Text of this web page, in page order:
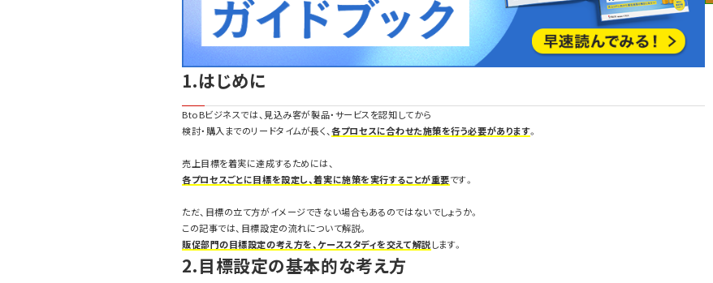
1.はじめに
BtoBビジネスでは、見込み客が製品・サービスを認知してから
検討・購入までのリードタイムが長く、各プロセスに合わせた施策を行う必要があります。
売上目標を着実に達成するためには、
各プロセスごとに目標を設定し、着実に施策を実行することが重要です。
ただ、目標の立て方がイメージできない場合もあるのではないでしょうか。
この記事では、目標設定の流れについて解説。
販促部門の目標設定の考え方を、ケーススタディを交えて解説します。
2.目標設定の基本的な考え方